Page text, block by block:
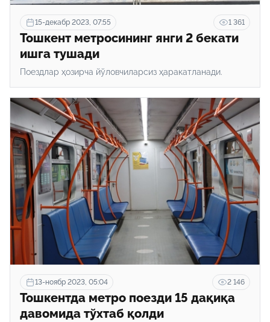
15-декабр 2023, 07:55 1 361
Тошкент метросининг янги 2 бекати
ишга тушади
Поездлар ҳозирча йўловчиларсиз ҳаракатланади.
13-ноябр 2023, 05:04 2 146
Тошкентда метро поезди 15 дақиқа
давомида тўхтаб қолди